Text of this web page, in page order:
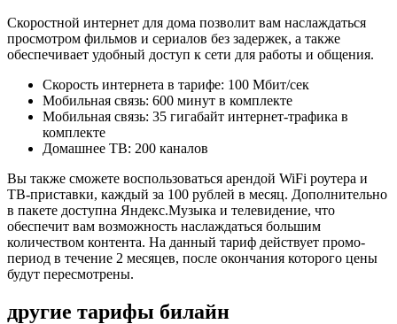
Скоростной интернет для дома позволит вам наслаждаться
просмотром фильмов и сериалов без задержек, а также
обеспечивает удобный доступ к сети для работы и общения.
Скорость интернета в тарифе: 100 Мбит/сек
Мобильная связь: 600 минут в комплекте
Мобильная связь: 35 гигабайт интернет-трафика в
комплекте
Домашнее ТВ: 200 каналов
Вы также сможете воспользоваться арендой WiFi роутера и
ТВ-приставки, каждый за 100 рублей в месяц. Дополнительно
в пакете доступна Яндекс.Музыка и телевидение, что
обеспечит вам возможность наслаждаться большим
количеством контента. На данный тариф действует промо-
период в течение 2 месяцев, после окончания которого цены
будут пересмотрены.
другие тарифы билайн